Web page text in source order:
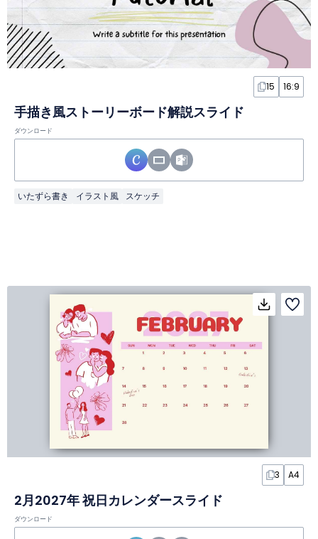
15 16:9
手描き風ストーリーボード解説スライド
ダウンロード
いたずら書き イラスト風 スケッチ
3 A4
2月2027年 祝日カレンダースライド
ダウンロード